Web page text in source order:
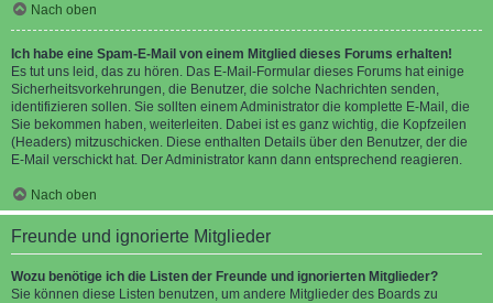
Nach oben
Ich habe eine Spam-E-Mail von einem Mitglied dieses Forums erhalten!
Es tut uns leid, das zu hören. Das E-Mail-Formular dieses Forums hat einige
Sicherheitsvorkehrungen, die Benutzer, die solche Nachrichten senden,
identifizieren sollen. Sie sollten einem Administrator die komplette E-Mail, die
Sie bekommen haben, weiterleiten. Dabei ist es ganz wichtig, die Kopfzeilen
(Headers) mitzuschicken. Diese enthalten Details über den Benutzer, der die
E-Mail verschickt hat. Der Administrator kann dann entsprechend reagieren.
Nach oben
Freunde und ignorierte Mitglieder
Wozu benötige ich die Listen der Freunde und ignorierten Mitglieder?
Sie können diese Listen benutzen, um andere Mitglieder des Boards zu